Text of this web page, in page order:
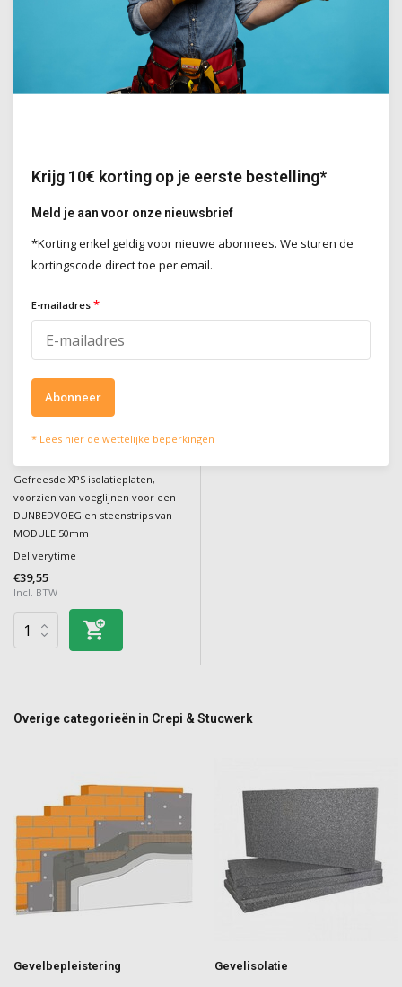
Steenstripisolatie SOPRA XPS
Gefreesde XPS isolatieplaten,
voorzien van voeglijnen voor een
€39,55
Incl. BTW
Steenstripisolatie SOPRA XPS
BRKS - D40
Gefreesde XPS isolatieplaten,
voorzien van voeglijnen voor een
€39,55
Soprema
Steenstripisolatie SOPRA XPS
Gefreesde XPS isolatieplaten,
voorzien van voeglijnen voor een
DUNBEDVOEG en steenstrips van
MODULE 50mm
Deliverytime
€39,55
Incl. BTW
Overige categorieën in Crepi & Stucwerk
Gevelbepleistering Gevelisolatie
Krijg 10€ korting op je eerste bestelling*
Meld je aan voor onze nieuwsbrief
*Korting enkel geldig voor nieuwe abonnees. We sturen de
kortingscode direct toe per email.
E-mailadres *
Abonneer
* Lees hier de wettelijke beperkingen